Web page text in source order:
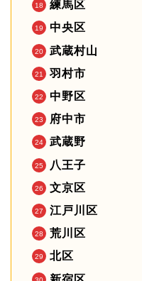
練馬区
中央区
武蔵村山
羽村市
中野区
府中市
武蔵野
八王子
文京区
江戸川区
荒川区
北区